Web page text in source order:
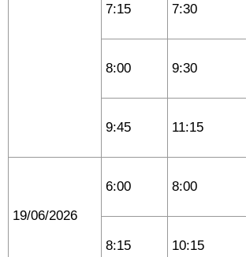
7:15 7:30
8:00 9:30
9:45 11:15
19/06/2026
6:00 8:00
8:15 10:15